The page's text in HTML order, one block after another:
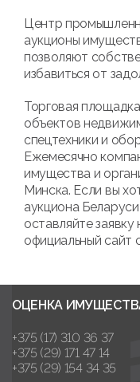
Центр
аукционы
позволяют
избавиться от
Торговая
объектов
спецтехники и
Ежемесячно
имущества и
Минска. Если вы
аукциона
оставляйте
официальный сайт
ОЦЕНКА
+375 (17) 310 36 37
+375 (29) 171 47 14
+375 (29) 154 34 35